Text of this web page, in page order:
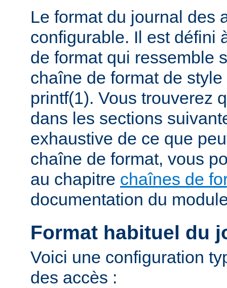
Le format du journal des
configurable. Il est défini
de format qui ressemble
chaîne de format de
printf(1). Vous trouverez
dans les sections
exhaustive de ce que
chaîne de format, vous
au chapitre chaînes de
documentation du
Format habituel du
Voici une configuration
des accès :